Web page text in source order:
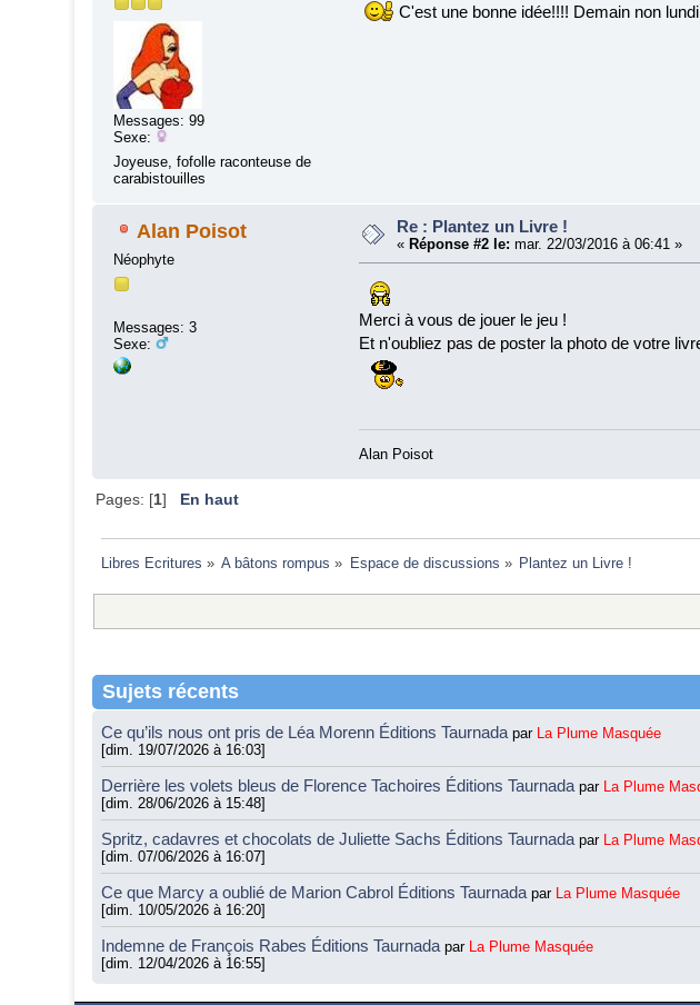
Messages: 99
Sexe:
Joyeuse, fofolle raconteuse de
carabistouilles
C'est une bonne idée!!!! Demain non
Alan Poisot
Néophyte
Messages: 3
Sexe:
Re : Plantez un Livre !
« Réponse #2 le: mar. 22/03/2016 à 06:41 »
Merci à vous de jouer le jeu !
Et n'oubliez pas de poster la photo de votre
Alan Poisot
Pages: [1]
En haut
Libres Ecritures » A bâtons rompus » Espace de discussions » Plantez un Livre !
Sujets récents
Ce qu’ils nous ont pris de Léa Morenn Éditions Taurnada par La Plume Masquée
[dim. 19/07/2026 à 16:03]
Derrière les volets bleus de Florence Tachoires Éditions Taurnada par La Plume
[dim. 28/06/2026 à 15:48]
Spritz, cadavres et chocolats de Juliette Sachs Éditions Taurnada par La Plume
[dim. 07/06/2026 à 16:07]
Ce que Marcy a oublié de Marion Cabrol Éditions Taurnada par La Plume Masquée
[dim. 10/05/2026 à 16:20]
Indemne de François Rabes Éditions Taurnada par La Plume Masquée
[dim. 12/04/2026 à 16:55]